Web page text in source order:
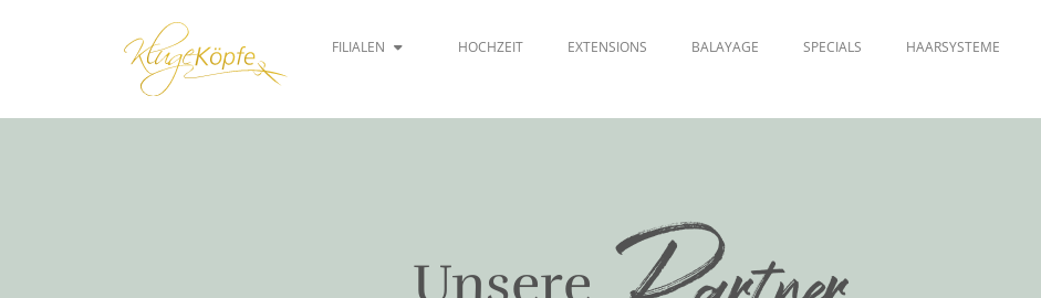
FILIALEN HOCHZEIT EXTENSIONS BALAYAGE SPECIALS HAARSYSTEME
Unsere